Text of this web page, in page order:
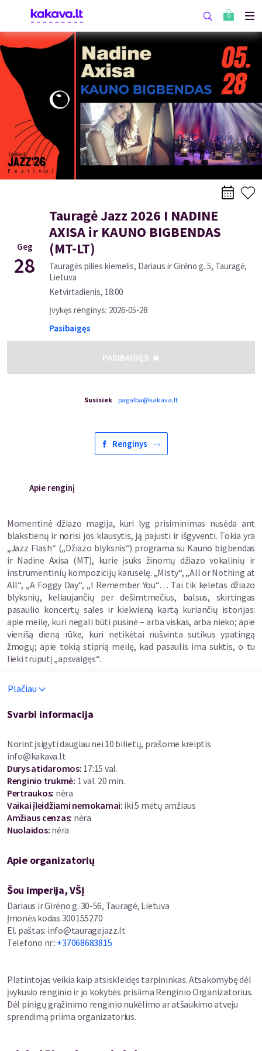
0
Geg
28
Tauragė Jazz 2026 I NADINE
AXISA ir KAUNO BIGBENDAS
(MT-LT)
Tauragės pilies kiemelis, Dariaus ir Girėno g. 5, Tauragė,
Lietuva
Ketvirtadienis, 18:00
Įvykęs renginys: 2026-05-28
Pasibaigęs
PASIBAIGĘS
Susisiek pagalba@kakava.lt
Renginys
Apie renginį
Momentinė džiazo magija, kuri lyg prisiminimas nusėda ant
blakstienų ir norisi jos klausytis, ją pajusti ir išgyventi. Tokia yra
„Jazz Flash“ („Džiazo blyksnis“) programa su Kauno bigbendas
ir Nadine Axisa (MT), kurie įsuks žinomų džiazo vokalinių ir
instrumentinių kompozicijų karuselę. „Misty“, „All or Nothing at
All“, „A Foggy Day“, „I Remember You“… Tai tik keletas džiazo
blyksnių, keliaujančių per dešimtmečius, balsus, skirtingas
pasaulio koncertų sales ir kiekvieną kartą kuriančių istorijas:
apie meilę, kuri negali būti pusinė – arba viskas, arba nieko; apie
vienišą dieną rūke, kuri netikėtai nušvinta sutikus ypatingą
žmogų; apie tokią stiprią meilę, kad pasaulis ima suktis, o tu
lieki truputį „apsvaigęs“.
Nadine Axisa – Maltos džiazo dainininkė, ypatingai vertinama už
dainavimo ji pradėjo mokytis dar vaikystėje, o džiazą atrado
koncertuodama klubuose ir baruose paauglystėje. Ji nuolat
pasirodžiusi daugelyje tarptautinių džiazo renginių ir festivalių
Lenkijoje, Bulgarijoje, Italijoje, Vokietijoje, Liuksemburge,
Lietuvoje, Austrijoje, Egipte bei Turkijoje. 2014 m. ji išleido
debiutinį albumą „Velvet“, kuriame skamba dvylika originalių,
daugiausia maltiečių autorių sukurtų smooth jazz kūrinių,
sulaukusių puikių tarptautinių įvertinimų. Itin sėkmingas tapo ir
antrasis jos albumas, išleistas 2019 m. Jame Nadine naujai
interpretuoja 7–8 dešimtmečių Maltos dainas, o šis darbas jai
Awards 2020“. Be koncertinės veiklos nuo 2021 m. Nadine veda
džiazo laidą „Nadine’s Jazz Boutique“ nacionaliniame Maltos
radijuje.
Kauno bigbendas (vyr. dirigentas – Tomas Botyrius) – pirmasis
profesionalus džiazo orkestras Lietuvoje, įkurtas 1991 m.,
praėjus vos vieneriems metams po Lietuvos nepriklausomybės
atkūrimo. Daugiau nei 30 metų orkestras yra vienas svarbiausių
dalyviu ir kūrėju, o kelioms kartoms muzikantų – tikra džiazo
gyvenimo mokykla. Kasmetiniai Lietuvos džiazo festivaliai –
„Kaunas Jazz“, „Birštonas Jazz Festival“, „Klaipėdos pilies
džiazo festivalis“, „Šiaulių bigbendo festivalis“ – sunkiai
Plačiau
Svarbi informacija
Norint įsigyti daugiau nei 10 bilietų, prašome kreiptis
info@kakava.lt
Durys atidaromos: 17:15 val.
Renginio trukmė: 1 val. 20 min.
Pertraukos: nėra
Vaikai įleidžiami nemokamai: iki 5 metų amžiaus
Amžiaus cenzas: nėra
Nuolaidos: nėra
Apie organizatorių
Šou imperija, VŠĮ
Dariaus ir Girėno g. 30-56, Tauragė, Lietuva
Įmonės kodas 300155270
El. paštas: info@tauragejazz.lt
Telefono nr.: +37068683815
Platintojas veikia kaip atsiskleidęs tarpininkas. Atsakomybę dėl
įvykusio renginio ir jo kokybės prisiima Renginio Organizatorius.
Dėl pinigų grąžinimo renginio nukėlimo ar atšaukimo atveju
sprendimą priima organizatorius.